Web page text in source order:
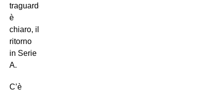
traguardo
è
chiaro, il
ritorno
in Serie
A.
C’è